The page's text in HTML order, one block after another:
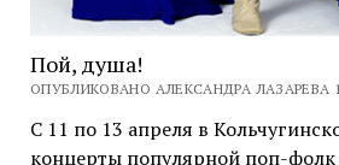
Пой, душа!
ОПУБЛИКОВАНО АЛЕКСАНДРА ЛАЗАРЕВА
С 11 по 13 апреля в
концерты популярной поп-фолк